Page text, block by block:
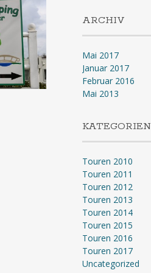
ARCHIV
Mai 2017
Januar 2017
Februar 2016
Mai 2013
KATEGORIEN
Touren 2010
Touren 2011
Touren 2012
Touren 2013
Touren 2014
Touren 2015
Touren 2016
Touren 2017
Uncategorized